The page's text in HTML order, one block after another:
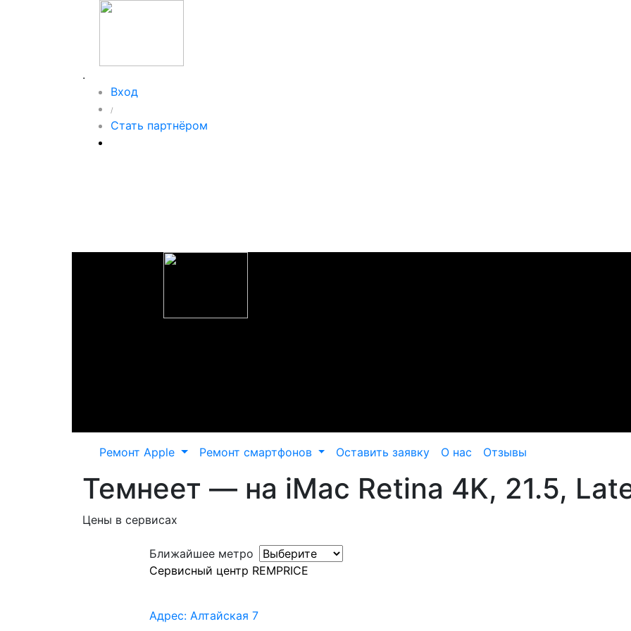
.
Вход
/
Стать партнёром
Ремонт Apple Ремонт смартфонов Оставить заявку О нас Отзывы
Темнеет — на iMac Retina 4K, 21.5,
Цены в сервисах
Ближайшее метро
Сервисный центр REMPRICE
Адрес: Алтайская 7